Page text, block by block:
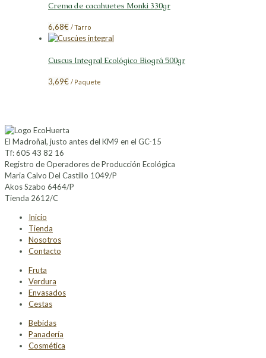
Crema de cacahuetes Monki 330gr
6,68€ / Tarro
Cuscus Integral Ecológico Biográ 500gr
3,69€ / Paquete
El Madroñal, justo antes del KM9 en el GC-15
Tf: 605 43 82 16
Registro de Operadores de Producción Ecológica
Maria Calvo Del Castillo 1049/P
Akos Szabo 6464/P
Tienda 2612/C
Inicio
Tienda
Nosotros
Contacto
Fruta
Verdura
Envasados
Cestas
Bebidas
Panadería
Cosmética